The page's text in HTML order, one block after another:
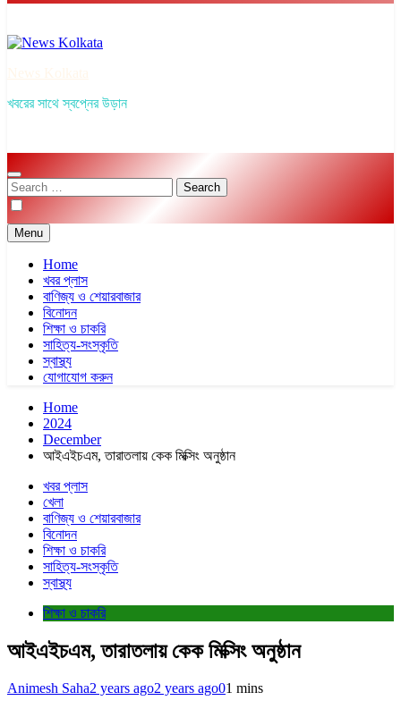
খবরের সাথে স্বপ্নের উড়ান
Search
for:
Menu
Home
খবর প্লাস
বাণিজ্য ও শেয়ারবাজার
বিনোদন
শিক্ষা ও চাকরি
সাহিত্য-সংস্কৃতি
স্বাস্থ্য
যোগাযোগ করুন
Home
2024
December
আইএইচএম, তারাতলায় কেক মিক্সিং অনুষ্ঠান
খবর প্লাস
খেলা
বাণিজ্য ও শেয়ারবাজার
বিনোদন
শিক্ষা ও চাকরি
সাহিত্য-সংস্কৃতি
স্বাস্থ্য
শিক্ষা ও চাকরি
আইএইচএম, তারাতলায় কেক মিক্সিং অনুষ্ঠান
Animesh Saha2 years ago2 years ago01 mins